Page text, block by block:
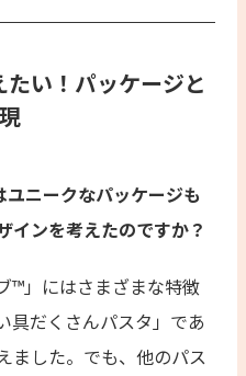
い！パッケージと
ニークなパッケージも
インを考えたのですか？
™」にはさまざまな特徴
具だくさんパスタ」であ
ました。でも、他のパス